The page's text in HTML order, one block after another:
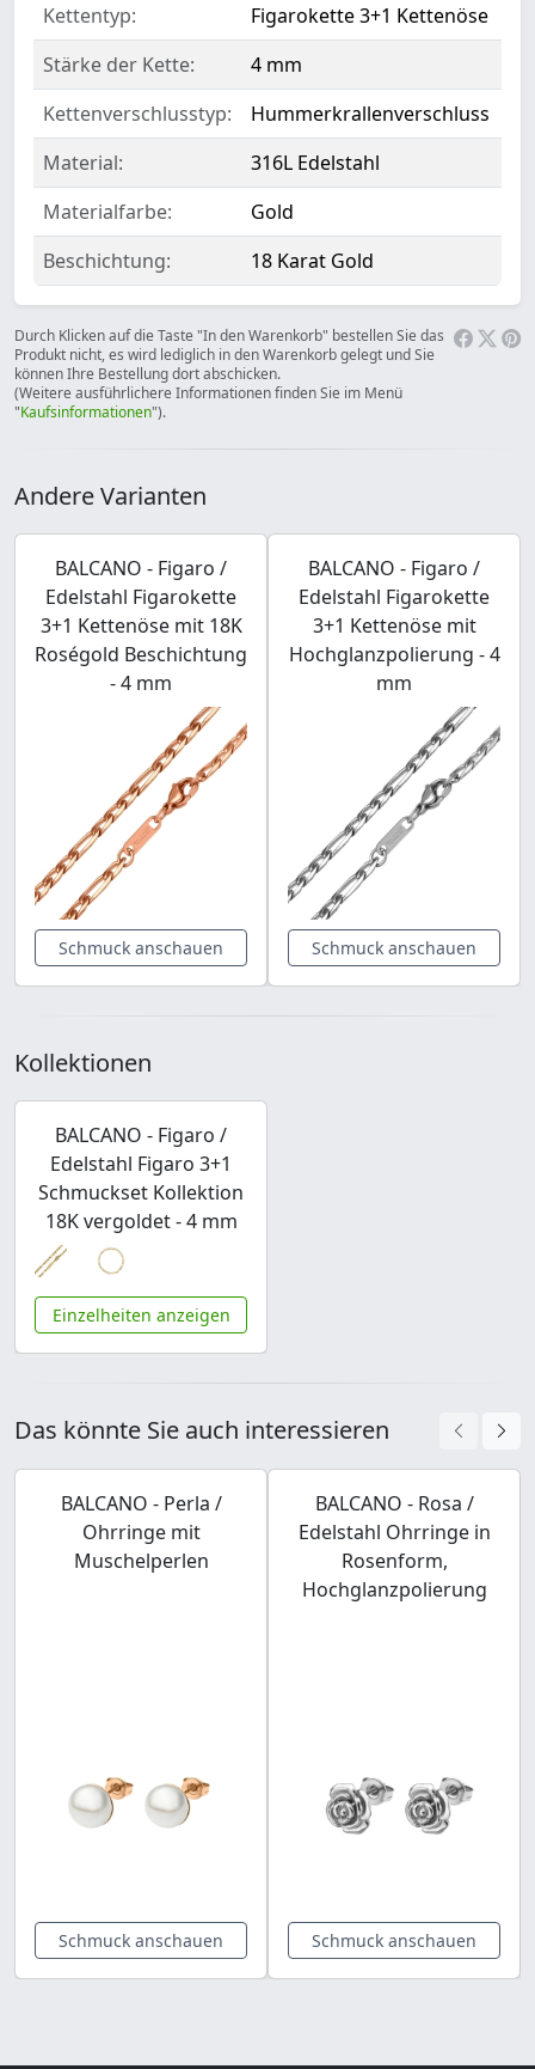
Kettentyp:
Figarokette 3+1 Kettenöse
Stärke der Kette:
4 mm
Kettenverschlusstyp:
Hummerkrallenverschluss
Material:
316L Edelstahl
Materialfarbe:
Gold
Beschichtung:
18 Karat Gold
Durch Klicken auf die Taste "In den Warenkorb" bestellen Sie das
Produkt nicht, es wird lediglich in den Warenkorb gelegt und Sie
können Ihre Bestellung dort abschicken.
(Weitere ausführlichere Informationen finden Sie im Menü
"Kaufsinformationen").
Andere Varianten
BALCANO - Figaro /
Edelstahl Figarokette
3+1 Kettenöse mit 18K
Roségold Beschichtung
- 4 mm
Schmuck anschauen
BALCANO - Figaro /
Edelstahl Figarokette
3+1 Kettenöse mit
Hochglanzpolierung - 4
mm
Schmuck anschauen
Kollektionen
BALCANO - Figaro /
Edelstahl Figaro 3+1
Schmuckset Kollektion
18K vergoldet - 4 mm
Einzelheiten anzeigen
Das könnte Sie auch interessieren
BALCANO - Perla /
Ohrringe mit
Muschelperlen
Schmuck anschauen
BALCANO - Rosa /
Edelstahl Ohrringe in
Rosenform,
Hochglanzpolierung
Schmuck anschauen